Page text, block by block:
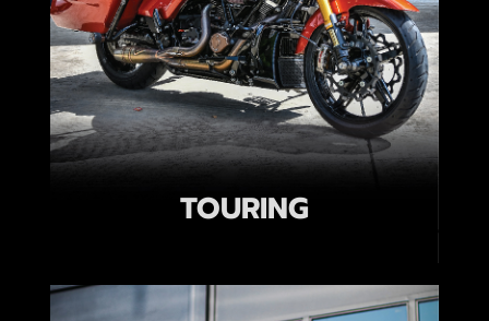
TOURING